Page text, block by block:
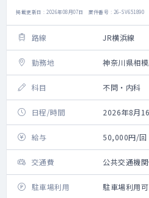
掲載更新日 : 2026年08月07日 案件番号 : 26-SV651890
路線 JR横浜線
勤務地 神奈川県相
科目 不問・内科
日程/時間 2026年8月
給与 50,000円/回
交通費 公共交通機
駐車場利用 駐車場利用